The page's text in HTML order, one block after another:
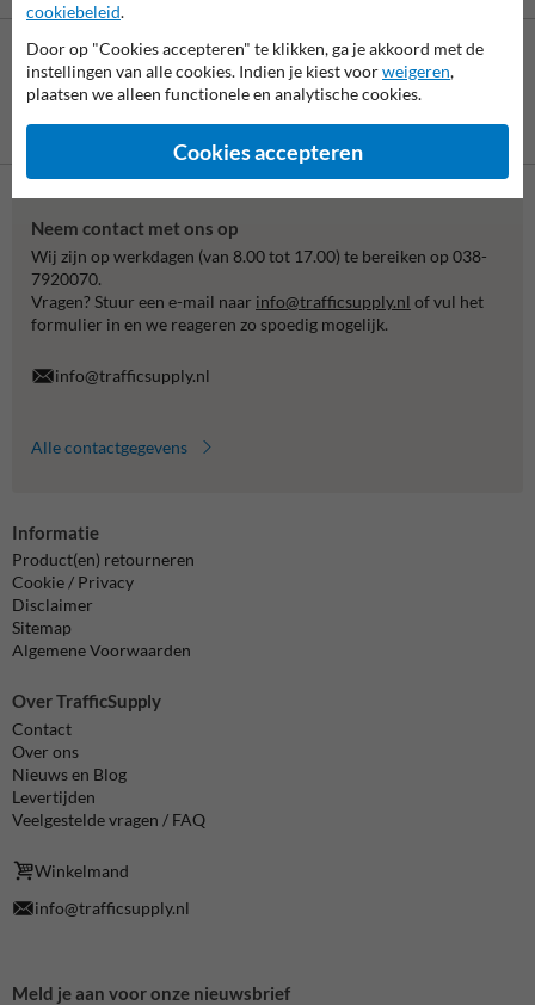
Neem contact met ons op
Wij zijn op werkdagen (van 8.00 tot 17.00) te bereiken op 038-
7920070.
Vragen? Stuur een e-mail naar info@trafficsupply.nl of vul het
formulier in en we reageren zo spoedig mogelijk.
info@trafficsupply.nl
Alle contactgegevens
Informatie
Product(en) retourneren
Cookie / Privacy
Disclaimer
Sitemap
Algemene Voorwaarden
Over TrafficSupply
Contact
Over ons
Nieuws en Blog
Levertijden
Veelgestelde vragen / FAQ
Winkelmand
info@trafficsupply.nl
Meld je aan voor onze nieuwsbrief
cookiebeleid.
Door op "Cookies accepteren" te klikken, ga je akkoord met de
instellingen van alle cookies. Indien je kiest voorweigeren,
plaatsen we alleen functionele en analytische cookies.
Cookies accepteren